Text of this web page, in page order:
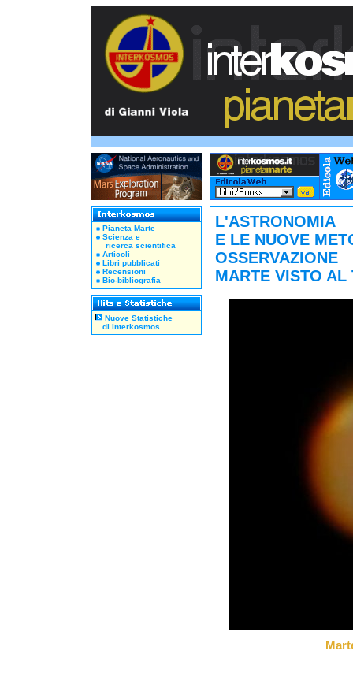
Pianeta Marte
Scienza e
ricerca scientifica
Articoli
Libri pubblicati
Recensioni
Bio-bibliografia
Nuove Statistiche
di Interkosmos
L'ASTRONOMIA
E LE NUOVE
OSSERVAZIONE
MARTE VISTO AL